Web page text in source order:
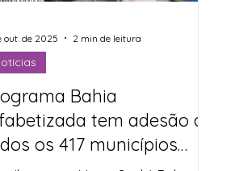
Bahia
tem adesão de
os 417 municípios
out. de 2025 2 min de leitura